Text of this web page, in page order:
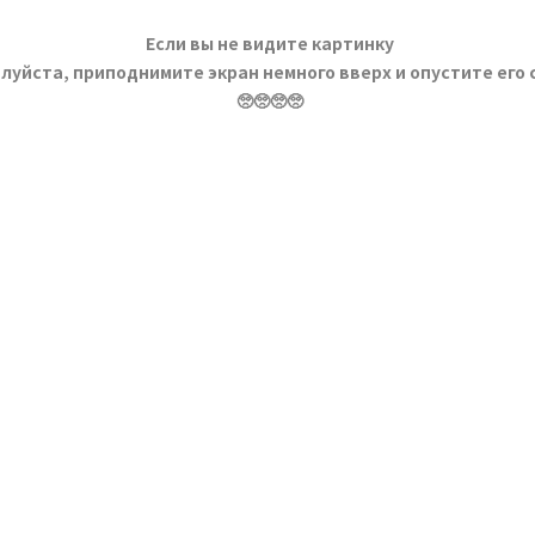
Если вы не видите картинку
приподнимите экран немного вверх и опустите его
🥺🥺🥺🥺